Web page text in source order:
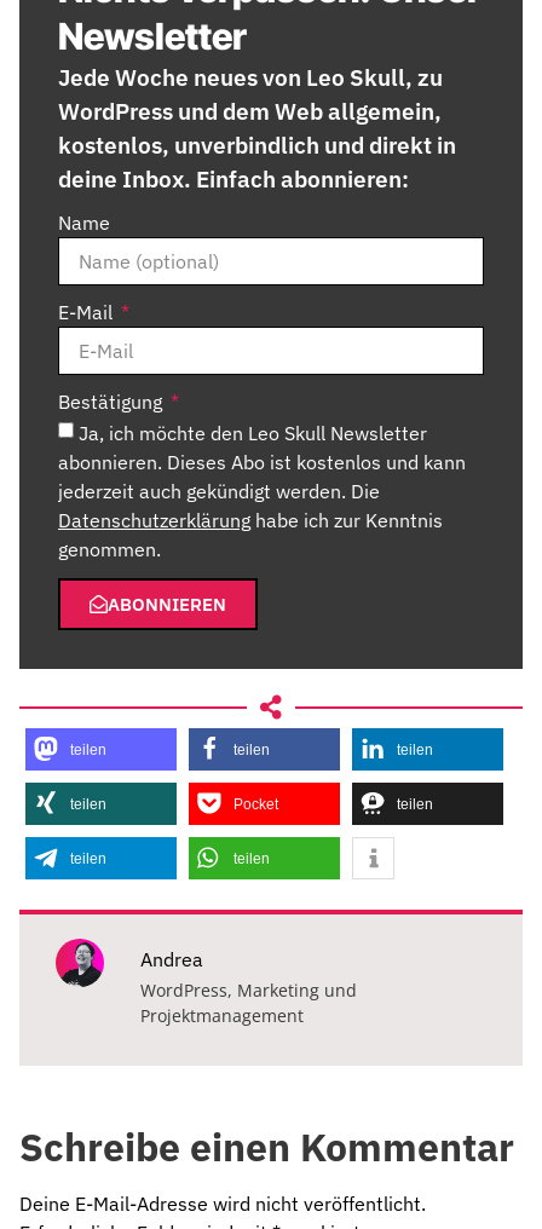
Newsletter
Jede Woche neues von Leo Skull, zu
WordPress und dem Web allgemein,
kostenlos, unverbindlich und direkt in
deine Inbox. Einfach abonnieren:
Name
E-Mail
Bestätigung
Ja, ich möchte den Leo Skull Newsletter
abonnieren. Dieses Abo ist kostenlos und kann
jederzeit auch gekündigt werden. Die
Datenschutzerklärung habe ich zur Kenntnis
genommen.
ABONNIEREN
teilen teilen teilen
teilen Pocket teilen
teilen teilen
Andrea
WordPress, Marketing und
Projektmanagement
Schreibe einen Kommentar
Deine E-Mail-Adresse wird nicht veröffentlicht.